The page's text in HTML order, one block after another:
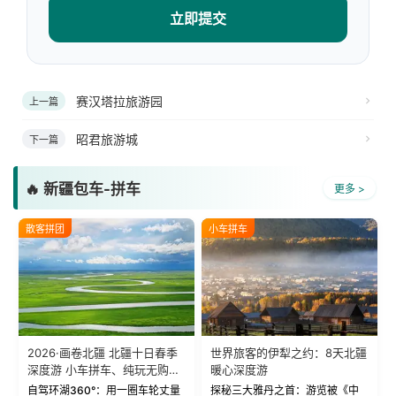
立即提交
上一篇 赛汉塔拉旅游园
下一篇 昭君旅游城
🔥 新疆包车-拼车 更多 >
散客拼团
2026·画卷北疆 北疆十日春季
深度游 小车拼车、纯玩无购
物！
自驾环湖360°：用一圈车轮丈量
小车拼车
世界旅客的伊犁之约：8天北疆
暖心深度游
探秘三大雅丹之首：游览被《中